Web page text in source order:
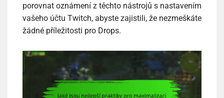
porovnat oznámení z těchto nástrojů s nastavením
vašeho účtu Twitch, abyste zajistili, že nezmeškáte
žádné příležitosti pro Drops.